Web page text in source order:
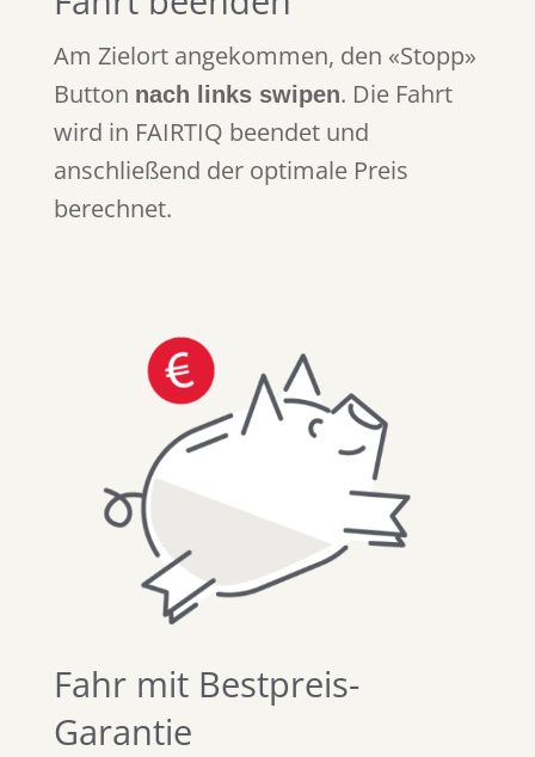
Am Zielort angekommen, den «Stopp»
Button nach links swipen. Die Fahrt
wird in FAIRTIQ beendet und
anschließend der optimale Preis
berechnet.
Fahr mit Bestpreis-
Garantie